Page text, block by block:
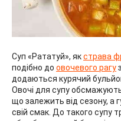
Суп «Рататуй», якстрава
подібно до овочевого рагу
додаються курячий
Овочі для супу
що залежить від сезону, а
свій смак. До такого супу